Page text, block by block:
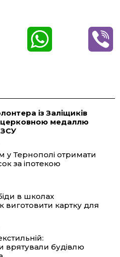
t
A
із Заліщиків
медаллю
у Тернополі отримати
за іпотекою
в школах
виготовити картку для
врятували будівлю